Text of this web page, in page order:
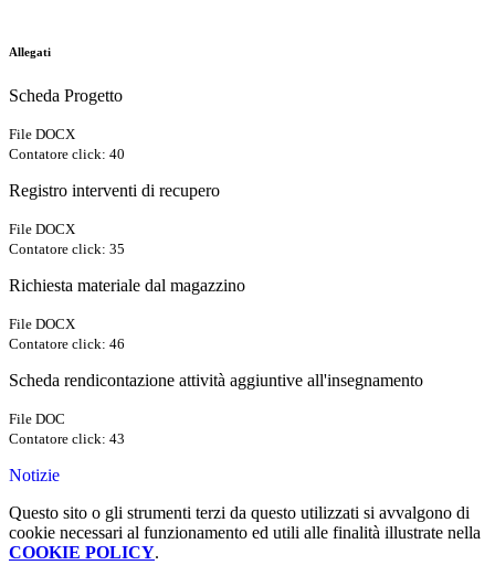
Allegati
Scheda Progetto
File DOCX
Contatore click: 40
Registro interventi di recupero
File DOCX
Contatore click: 35
Richiesta materiale dal magazzino
File DOCX
Contatore click: 46
Scheda rendicontazione attività aggiuntive all'insegnamento
File DOC
Contatore click: 43
Notizie
Questo sito o gli strumenti terzi da questo utilizzati si avvalgono di
cookie necessari al funzionamento ed utili alle finalità illustrate nella
COOKIE POLICY.